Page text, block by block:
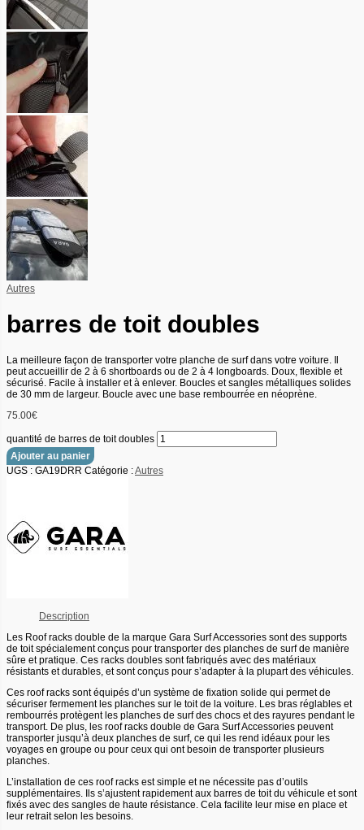
Autres
barres de toit doubles
La meilleure façon de transporter votre planche de surf dans votre voiture. Il
peut accueillir de 2 à 6 shortboards ou de 2 à 4 longboards. Doux, flexible et
sécurisé. Facile à installer et à enlever. Boucles et sangles métalliques solides
de 30 mm de largeur. Boucle avec une base rembourrée en néoprène.
75.00€
quantité de barres de toit doubles
Ajouter au panier
UGS : GA19DRR Catégorie :Autres
Description
Les Roof racks double de la marque Gara Surf Accessories sont des supports
de toit spécialement conçus pour transporter des planches de surf de manière
sûre et pratique. Ces racks doubles sont fabriqués avec des matériaux
résistants et durables, et sont conçus pour s’adapter à la plupart des véhicules.
Ces roof racks sont équipés d’un système de fixation solide qui permet de
sécuriser fermement les planches sur le toit de la voiture. Les bras réglables et
rembourrés protègent les planches de surf des chocs et des rayures pendant le
transport. De plus, les roof racks double de Gara Surf Accessories peuvent
transporter jusqu’à deux planches de surf, ce qui les rend idéaux pour les
voyages en groupe ou pour ceux qui ont besoin de transporter plusieurs
planches.
L’installation de ces roof racks est simple et ne nécessite pas d’outils
supplémentaires. Ils s’ajustent rapidement aux barres de toit du véhicule et sont
fixés avec des sangles de haute résistance. Cela facilite leur mise en place et
leur retrait selon les besoins.